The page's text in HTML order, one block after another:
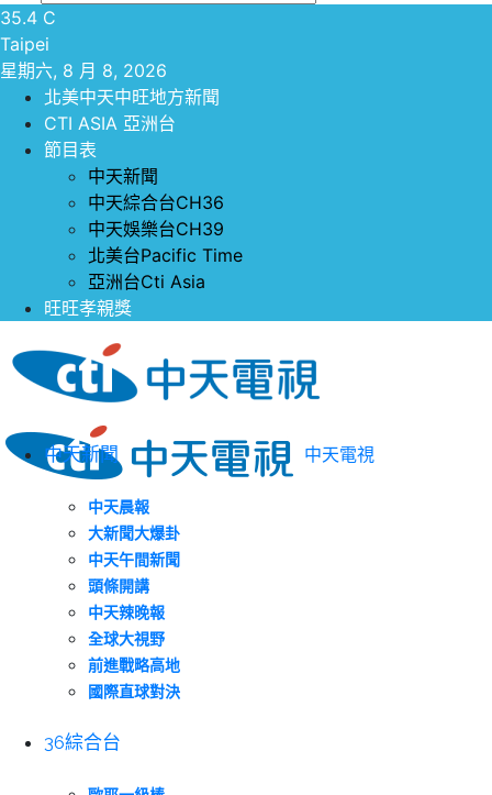
35.4 C
Taipei
星期六, 8 月 8, 2026
北美中天中旺地方新聞
CTI ASIA 亞洲台
節目表
中天新聞
中天綜合台CH36
中天娛樂台CH39
北美台Pacific Time
亞洲台Cti Asia
旺旺孝親獎
中天電視
中天新聞
中天晨報
大新聞大爆卦
中天午間新聞
頭條開講
中天辣晚報
全球大視野
前進戰略高地
國際直球對決
36綜合台